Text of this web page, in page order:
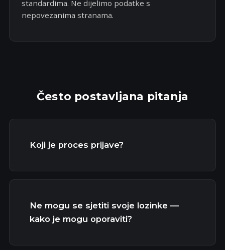
standardima. Ne dijelimo podatke s
nepovezanima stranama.
Često postavljana pitanja
Koji je proces prijave?
Ne mogu se sjetiti svoje lozinke —
kako je mogu oporaviti?